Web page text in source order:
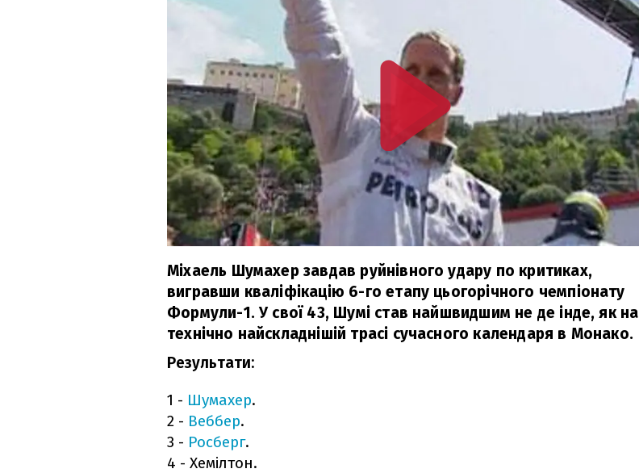
Міхаель Шумахер завдав руйнівного удару по критиках,
вигравши кваліфікацію 6-го етапу цьогорічного чемпіонату
Формули-1. У свої 43, Шумі став найшвидшим не де інде, як на
технічно найскладнішій трасі сучасного календаря в Монако.
Результати:
1 - Шумахер.
2 - Веббер.
3 - Росберг.
4 - Хемілтон.